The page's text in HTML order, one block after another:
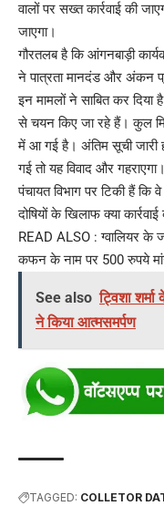
वालों पर सख्त कार्रवाई की
जाएगा।
गौरतलब है कि आंगनबाड़ी
ने पात्रता मानदंड और अंकन
इन मामलों ने साबित कर
से चयन किए जा रहे हैं। कुल
में आ गई है। अंतिम सूची जारी
गई तो यह विवाद और
पंचायत विभाग पर टिकी हैं
दोषियों के खिलाफ क्या
READ ALSO :ग्वालियर के
कफन के नाम पर 500 रुपये
See also ट्विशा
ने किया आत्मसमर्पण
TAGGED: COLLETOR